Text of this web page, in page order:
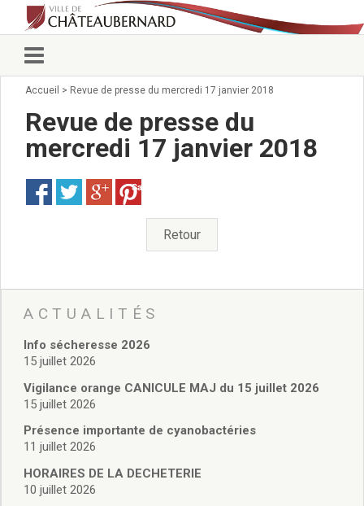
Vie municipale
Conseillers municipaux
Commissions 2026
Arrêtés du Maire
Services municipaux
Pour venir nous voir
administratives
Services Techniques
Affaires Scolaires
Vie associative
Police Municipale/règlementation
Cimetière/réglementation funéraire
Services en ligne
Licences boissons
Cadastre
Accueil > Revue de presse du mercredi 17 janvier 2018
Revue de presse du
mercredi 17 janvier 2018
Save
Retour
ACTUALITÉS
Info sécheresse 2026
15 juillet 2026
Vigilance orange CANICULE MAJ du 15 juillet 2026
15 juillet 2026
Présence importante de cyanobactéries
11 juillet 2026
HORAIRES DE LA DECHETERIE
10 juillet 2026